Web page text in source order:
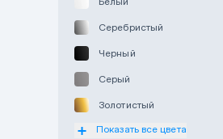
Серебристый
Черный
Серый
Золотистый
Оранжевый
Показать все цвета